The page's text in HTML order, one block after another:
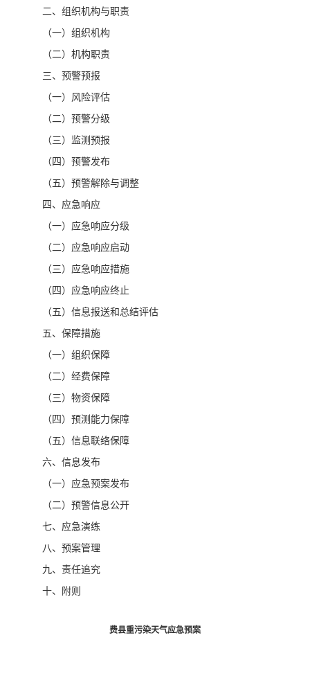
二、组织机构与职责
（一）组织机构
（二）机构职责
三、预警预报
（一）风险评估
（二）预警分级
（三）监测预报
（四）预警发布
（五）预警解除与调整
四、应急响应
（一）应急响应分级
（二）应急响应启动
（三）应急响应措施
（四）应急响应终止
（五）信息报送和总结评估
五、保障措施
（一）组织保障
（二）经费保障
（三）物资保障
（四）预测能力保障
（五）信息联络保障
六、信息发布
（一）应急预案发布
（二）预警信息公开
七、应急演练
八、预案管理
九、责任追究
十、附则
费县重污染天气应急预案